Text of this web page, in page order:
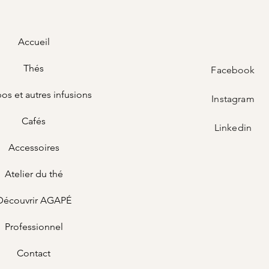
Accueil
Thés
et autres infusions
Cafés
Accessoires
Atelier du thé
AGAPÉ
Professionnel
Contact
Facebook
Instagram
Linkedin